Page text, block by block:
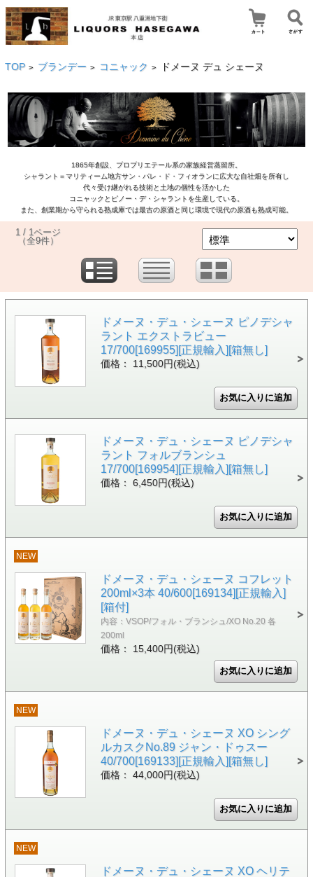
TOP > ブランデー > コニャック > ドメーヌ デュ シェーヌ
1865年創設、プロプリエテール系の家族経営蒸留所。
シャラント＝マリティーム地方サン・パレ・ド・フィオランに広大な自社畑を所有し
代々受け継がれる技術と土地の個性を活かした
コニャックとピノー・デ・シャラントを生産している。
また、創業期から守られる熟成庫では最古の原酒と同じ環境で現代の原酒も熟成可能。
1 / 1ページ
（全9件）
ドメーヌ・デュ・シェーヌ ピノデシャ
ラント エクストラビュー
17/700[169955][正規輸入][箱無し]
価格： 11,500円(税込)
ドメーヌ・デュ・シェーヌ ピノデシャ
ラント フォルブランシュ
17/700[169954][正規輸入][箱無し]
価格： 6,450円(税込)
NEW
ドメーヌ・デュ・シェーヌ コフレット
200ml×3本 40/600[169134][正規輸入]
[箱付]
内容：VSOP/フォル・ブランシュ/XO No.20 各
200ml
価格： 15,400円(税込)
NEW
ドメーヌ・デュ・シェーヌ XO シング
ルカスクNo.89 ジャン・ドゥスー
40/700[169133][正規輸入][箱無し]
価格： 44,000円(税込)
NEW
ドメーヌ・デュ・シェーヌ XO ヘリテ